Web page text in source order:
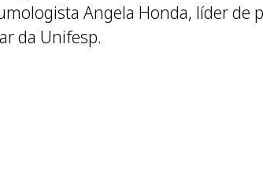
Angela Honda, líder de
da Unifesp.